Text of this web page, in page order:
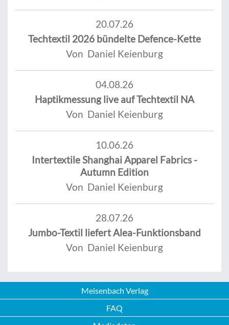
20.07.26
Techtextil 2026 bündelte Defence-Kette
Von Daniel Keienburg
04.08.26
Haptikmessung live auf Techtextil NA
Von Daniel Keienburg
10.06.26
Intertextile Shanghai Apparel Fabrics -
Autumn Edition
Von Daniel Keienburg
28.07.26
Jumbo-Textil liefert Alea-Funktionsband
Von Daniel Keienburg
Meisenbach Verlag
FAQ